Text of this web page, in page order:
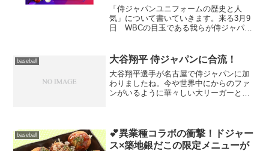
「侍ジャパンユニフォームの歴史と人
気」について書いていきます。来る3月9
日 WBCの目玉である我らが侍ジャパン
会場 東京ドーム（日本）参加国 日本...
baseball 大谷翔平 侍ジャパンに合流！
大谷翔平選手が名古屋で侍ジャパンに加
わりましたね。今や世界中にからのファ
ンがいるように華々しい大リーガーとし
界などにどのような影響を...
baseball
💕異業種コラボの衝撃！ドジャー
ス×築地銀だこの限定メニューが